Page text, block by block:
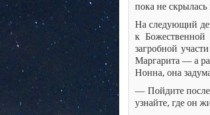
пока не скрылась
На следующий
к
загробной
Маргарита — а
Нонна, она
— Пойдите после
узнайте, где он